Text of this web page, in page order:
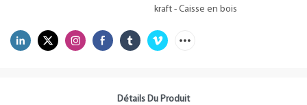
kraft - Caisse en bois
Détails Du Produit